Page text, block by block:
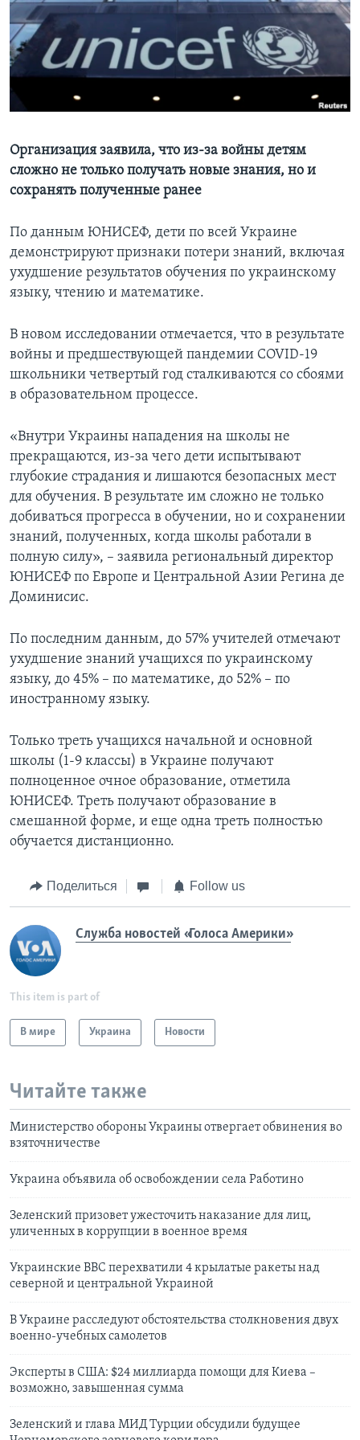
Learning English
СОЦИАЛЬНЫЕ СЕТИ
Языки
Организация заявила, что из-за войны детям
сложно не только получать новые знания, но и
сохранять полученные ранее
По данным ЮНИСЕФ, дети по всей Украине
демонстрируют признаки потери знаний, включая
ухудшение результатов обучения по украинскому
языку, чтению и математике.
В новом исследовании отмечается, что в результате
войны и предшествующей пандемии COVID-19
школьники четвертый год сталкиваются со сбоями
в образовательном процессе.
«Внутри Украины нападения на школы не
прекращаются, из-за чего дети испытывают
глубокие страдания и лишаются безопасных мест
для обучения. В результате им сложно не только
добиваться прогресса в обучении, но и сохранении
знаний, полученных, когда школы работали в
полную силу», – заявила региональный директор
ЮНИСЕФ по Европе и Центральной Азии Регина де
Доминисис.
По последним данным, до 57% учителей отмечают
ухудшение знаний учащихся по украинскому
языку, до 45% – по математике, до 52% – по
иностранному языку.
Только треть учащихся начальной и основной
школы (1-9 классы) в Украине получают
полноценное очное образование, отметила
ЮНИСЕФ. Треть получают образование в
смешанной форме, и еще одна треть полностью
обучается дистанционно.
Поделиться Follow us
Служба новостей «Голоса Америки»
This item is part of
В мире Украина Новости
Читайте также
Министерство обороны Украины отвергает обвинения во
взяточничестве
Украина объявила об освобождении села Работино
Зеленский призовет ужесточить наказание для лиц,
уличенных в коррупции в военное время
Украинские ВВС перехватили 4 крылатые ракеты над
северной и центральной Украиной
В Украине расследуют обстоятельства столкновения двух
военно-учебных самолетов
Эксперты в США: $24 миллиарда помощи для Киева –
возможно, завышенная сумма
Зеленский и глава МИД Турции обсудили будущее